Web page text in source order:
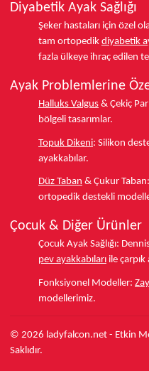
Diyabetik Ayak Sağlığı
Şeker hastaları için özel
tam ortopedik diyabetik
fazla ülkeye ihraç edilen
Ayak Problemlerine
Halluks Valgus & Çekiç
bölgeli tasarımlar.
Topuk Dikeni: Silikon
ayakkabılar.
Düz Taban & Çukur Taban:
ortopedik destekli
Çocuk & Diğer Ürünler
Çocuk Ayak Sağlığı:
pev ayakkabıları ile
Fonksiyonel Modeller:
modellerimiz.
© 2026 ladyfalcon.net - Etkin
Saklıdır.